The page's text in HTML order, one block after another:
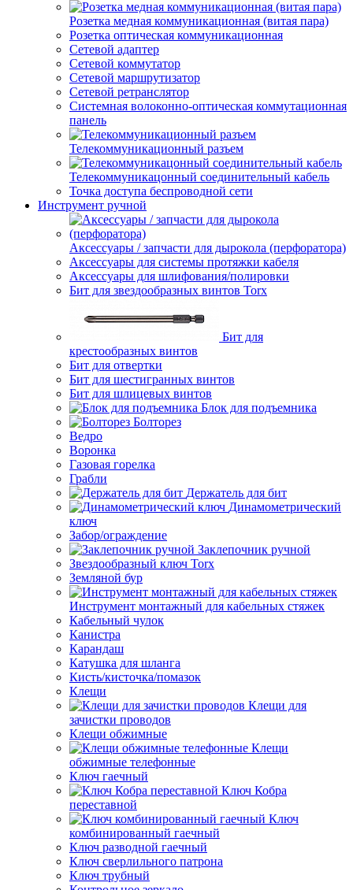
Розетка медная коммуникационная (витая пара)
Розетка оптическая коммуникационная
Сетевой адаптер
Сетевой коммутатор
Сетевой маршрутизатор
Сетевой ретранслятор
Системная волоконно-оптическая коммутационная
панель
Телекоммуникационный разъем
Телекоммуникацонный соединительный кабель
Точка доступа беспроводной сети
Инструмент ручной
Аксессуары / запчасти для дырокола (перфоратора)
Аксессуары для системы протяжки кабеля
Аксессуары для шлифования/полировки
Бит для звездообразных винтов Torx
Бит для
крестообразных винтов
Бит для отвертки
Бит для шестигранных винтов
Бит для шлицевых винтов
Блок для подъемника
Болторез
Ведро
Воронка
Газовая горелка
Грабли
Держатель для бит
Динамометрический
ключ
Забор/ограждение
Заклепочник ручной
Звездообразный ключ Torx
Земляной бур
Инструмент монтажный для кабельных стяжек
Кабельный чулок
Канистра
Карандаш
Катушка для шланга
Кисть/кисточка/помазок
Клещи
Клещи для
зачистки проводов
Клещи обжимные
Клещи
обжимные телефонные
Ключ гаечный
Ключ Кобра
переставной
Ключ
комбинированный гаечный
Ключ разводной гаечный
Ключ сверлильного патрона
Ключ трубный